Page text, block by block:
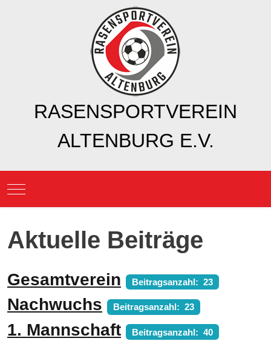
RASENSPORTVEREIN
ALTENBURG E.V.
Mobile Menu Toggle
Aktuelle Beiträge
Gesamtverein Beitragsanzahl: 23
Nachwuchs Beitragsanzahl: 23
1. Mannschaft Beitragsanzahl: 40